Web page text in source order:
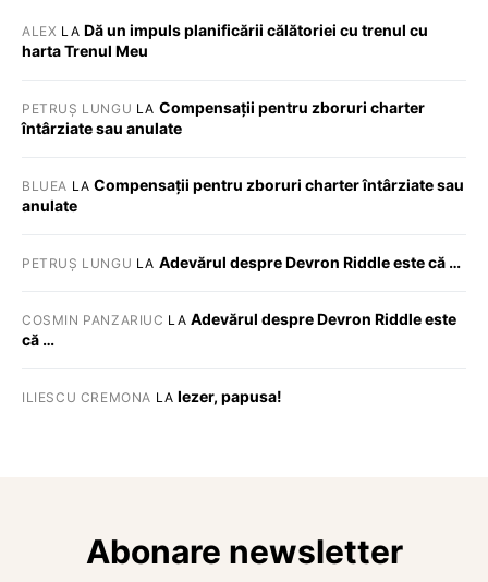
ALEX LA Dă un impuls planificării călătoriei cu trenul cu
harta Trenul Meu
PETRUȘ LUNGU LA Compensații pentru zboruri charter
întârziate sau anulate
BLUEA LACompensații pentru zboruri charter întârziate sau
anulate
PETRUȘ LUNGU LA Adevărul despre Devron Riddle este că …
COSMIN PANZARIUC LA Adevărul despre Devron Riddle este
că …
ILIESCU CREMONA LA Iezer, papusa!
Abonare newsletter